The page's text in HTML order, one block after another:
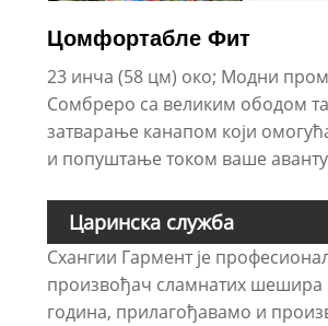
Цомфортабле Фит
23 инча (58 цм) око; Модни
Сомбреро са великим ободом
затварање канапом који
и попуштање током ваше
Царинска служба
Схангии Гармент је
произвођач сламнатих шешира
година, прилагођавамо и